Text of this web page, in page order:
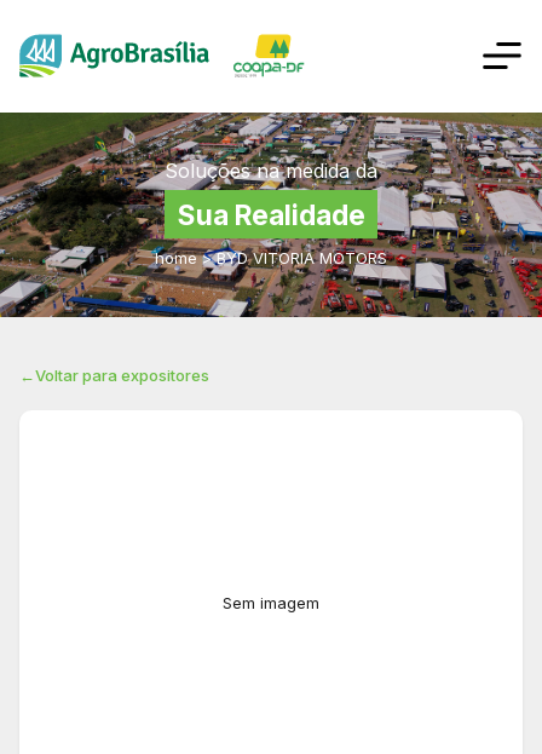
Soluções na medida da
Sua Realidade
home > BYD VITORIA MOTORS
←Voltar para expositores
Sem imagem